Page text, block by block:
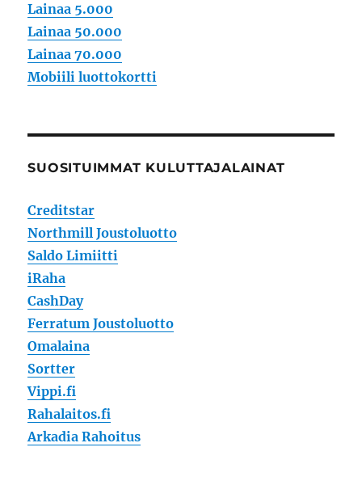
Lainaa 5.000
Lainaa 50.000
Lainaa 70.000
Mobiili luottokortti
SUOSITUIMMAT KULUTTAJALAINAT
Creditstar
Northmill Joustoluotto
Saldo Limiitti
iRaha
CashDay
Ferratum Joustoluotto
Omalaina
Sortter
Vippi.fi
Rahalaitos.fi
Arkadia Rahoitus